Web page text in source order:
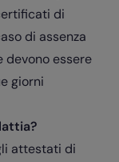
di
di assenza
devono essere
giorni
attestati di